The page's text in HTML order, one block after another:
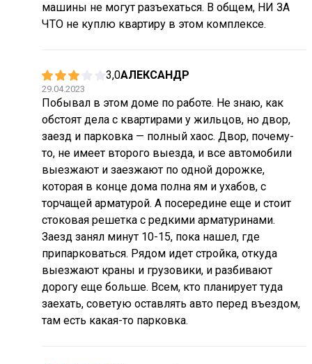
машины не могут разъехаться. В общем, НИ ЗА
ЧТО не куплю квартиру в этом комплексе.
3,0АЛЕКСАНДР
29.04.2023
Побывал в этом доме по работе. Не знаю, как
обстоят дела с квартирами у жильцов, но двор,
заезд и парковка — полный хаос. Двор, почему-
то, не имеет второго выезда, и все автомобили
выезжают и заезжают по одной дорожке,
которая в конце дома полна ям и ухабов, с
торчащей арматурой. А посередине еще и стоит
стоковая решетка с редкими арматуринами.
Заезд занял минут 10-15, пока нашел, где
припарковаться. Рядом идет стройка, откуда
выезжают краны и грузовики, и разбивают
дорогу еще больше. Всем, кто планирует туда
заехать, советую оставлять авто перед въездом,
там есть какая-то парковка.